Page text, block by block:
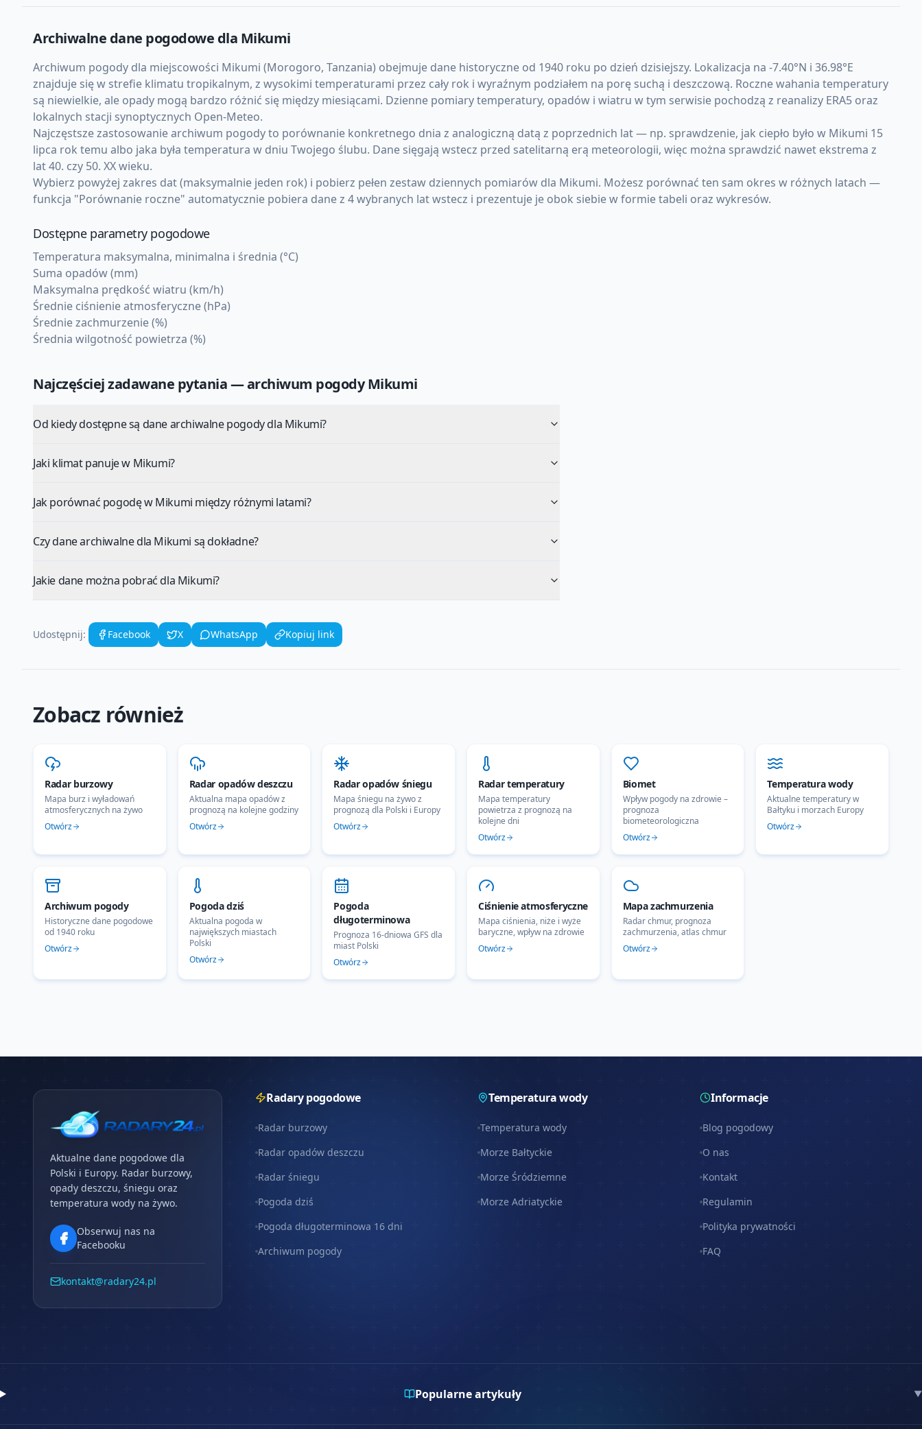
Archiwalne dane pogodowe dla Mikumi
Archiwum pogody dla miejscowości Mikumi (Morogoro, Tanzania) obejmuje dane historyczne od 1940 roku po dzień dzisiejszy. Lokalizacja na -7.40°N i 36.98°E
znajduje się w strefie klimatu tropikalnym, z wysokimi temperaturami przez cały rok i wyraźnym podziałem na porę suchą i deszczową. Roczne wahania temperatury
są niewielkie, ale opady mogą bardzo różnić się między miesiącami. Dzienne pomiary temperatury, opadów i wiatru w tym serwisie pochodzą z reanalizy ERA5 oraz
lokalnych stacji synoptycznych Open-Meteo.
Najczęstsze zastosowanie archiwum pogody to porównanie konkretnego dnia z analogiczną datą z poprzednich lat — np. sprawdzenie, jak ciepło było w Mikumi 15
lipca rok temu albo jaka była temperatura w dniu Twojego ślubu. Dane sięgają wstecz przed satelitarną erą meteorologii, więc można sprawdzić nawet ekstrema z
lat 40. czy 50. XX wieku.
Wybierz powyżej zakres dat (maksymalnie jeden rok) i pobierz pełen zestaw dziennych pomiarów dla Mikumi. Możesz porównać ten sam okres w różnych latach —
funkcja "Porównanie roczne" automatycznie pobiera dane z 4 wybranych lat wstecz i prezentuje je obok siebie w formie tabeli oraz wykresów.
Dostępne parametry pogodowe
Temperatura maksymalna, minimalna i średnia (°C)
Suma opadów (mm)
Maksymalna prędkość wiatru (km/h)
Średnie ciśnienie atmosferyczne (hPa)
Średnie zachmurzenie (%)
Średnia wilgotność powietrza (%)
Najczęściej zadawane pytania — archiwum pogodyMikumi
Od kiedy dostępne są dane archiwalne pogody dla Mikumi?
Jaki klimat panuje w Mikumi?
Jak porównać pogodę w Mikumi między różnymi latami?
Czy dane archiwalne dla Mikumi są dokładne?
Jakie dane można pobrać dla Mikumi?
Udostępnij: Facebook X WhatsApp Kopiuj link
Zobacz również
Radar burzowy
Mapa burz i wyładowań
atmosferycznych na żywo
Otwórz
Radar opadów deszczu
Aktualna mapa opadów z
prognozą na kolejne godziny
Otwórz
Radar opadów śniegu
Mapa śniegu na żywo z
prognozą dla Polski i Europy
Otwórz
Radar temperatury
Mapa temperatury
powietrza z prognozą na
kolejne dni
Otwórz
Biomet
Wpływ pogody na zdrowie –
prognoza
biometeorologiczna
Otwórz
Temperatura wody
Aktualne temperatury w
Bałtyku i morzach Europy
Otwórz
Archiwum pogody
Historyczne dane pogodowe
od 1940 roku
Otwórz
Pogoda dziś
Aktualna pogoda w
największych miastach
Polski
Otwórz
Pogoda
długoterminowa
Prognoza 16-dniowa GFS dla
miast Polski
Otwórz
Ciśnienie atmosferyczne
Mapa ciśnienia, niże i wyże
baryczne, wpływ na zdrowie
Otwórz
Mapa zachmurzenia
Radar chmur, prognoza
zachmurzenia, atlas chmur
Otwórz
Aktualne dane pogodowe dla
Polski i Europy. Radar burzowy,
opady deszczu, śniegu oraz
temperatura wody na żywo.
Obserwuj nas na
Facebooku
kontakt@radary24.pl
Radary pogodowe
Radar burzowy
Radar opadów deszczu
Radar śniegu
Pogoda dziś
Pogoda długoterminowa 16 dni
Archiwum pogody
Temperatura wody
Temperatura wody
Morze Bałtyckie
Morze Śródziemne
Morze Adriatyckie
Informacje
Blog pogodowy
O nas
Kontakt
Regulamin
Polityka prywatności
FAQ
Popularne artykuły ▼